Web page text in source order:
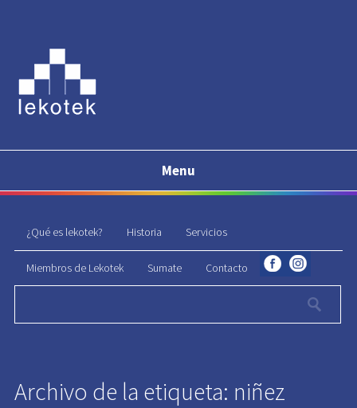
Menu
¿Qué es lekotek? Historia Servicios
Miembros de Lekotek Sumate Contacto
Archivo de la etiqueta: niñez